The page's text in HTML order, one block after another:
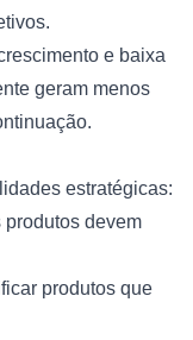
e baixa
geram menos
estratégicas:
produtos devem
produtos que